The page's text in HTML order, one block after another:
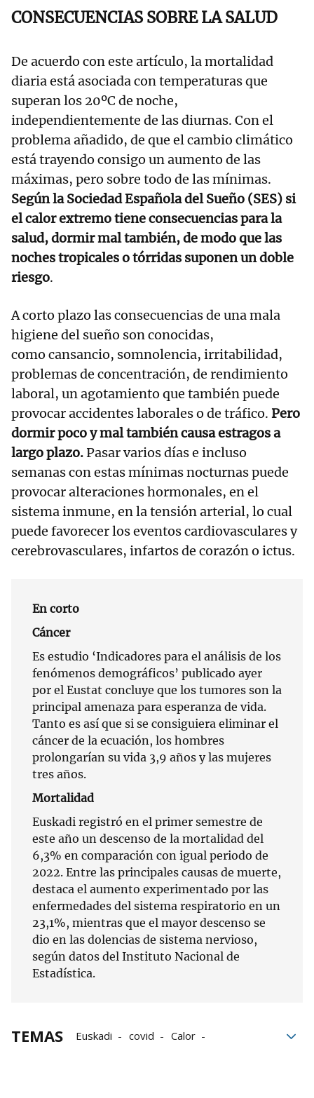
CONSECUENCIAS SOBRE LA SALUD
De acuerdo con este artículo, la mortalidad
diaria está asociada con temperaturas que
superan los 20ºC de noche,
independientemente de las diurnas. Con el
problema añadido, de que el cambio climático
está trayendo consigo un aumento de las
máximas, pero sobre todo de las mínimas.
Según la Sociedad Española del Sueño (SES) si
el calor extremo tiene consecuencias para la
salud, dormir mal también, de modo que las
noches tropicales o tórridas suponen un doble
riesgo.
A corto plazo las consecuencias de una mala
higiene del sueño son conocidas,
como cansancio, somnolencia, irritabilidad,
problemas de concentración, de rendimiento
laboral, un agotamiento que también puede
provocar accidentes laborales o de tráfico. Pero
dormir poco y mal también causa estragos a
largo plazo.Pasar varios días e incluso
semanas con estas mínimas nocturnas puede
provocar alteraciones hormonales, en el
sistema inmune, en la tensión arterial, lo cual
puede favorecer los eventos cardiovasculares y
cerebrovasculares, infartos de corazón o ictus.
En corto
Cáncer
Es estudio ‘Indicadores para el análisis de los
fenómenos demográficos’ publicado ayer
por el Eustat concluye que los tumores son la
principal amenaza para esperanza de vida.
Tanto es así que si se consiguiera eliminar el
cáncer de la ecuación, los hombres
prolongarían su vida 3,9 años y las mujeres
tres años.
Mortalidad
Euskadi registró en el primer semestre de
este año un descenso de la mortalidad del
6,3% en comparación con igual periodo de
2022. Entre las principales causas de muerte,
destaca el aumento experimentado por las
enfermedades del sistema respiratorio en un
23,1%, mientras que el mayor descenso se
dio en las dolencias de sistema nervioso,
según datos del Instituto Nacional de
Estadística.
TEMAS Euskadi covid
Calor